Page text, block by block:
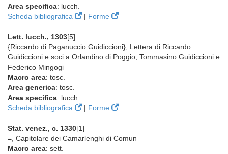
Area specifica: lucch.
Scheda bibliografica
| Forme
Lett. lucch., 1303[5]
{Riccardo di Paganuccio Guidiccioni}, Lettera di Riccardo
Guidiccioni e soci a Orlandino di Poggio, Tommasino Guidiccioni e
Federico Mingogi
Macro area: tosc.
Area generica: tosc.
Area specifica: lucch.
Scheda bibliografica
| Forme
Stat. venez., c. 1330[1]
=, Capitolare dei Camarlenghi di Comun
Macro area: sett.